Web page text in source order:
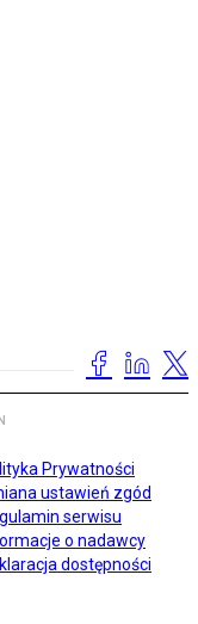
Prywatności
ustawień zgód
serwisu
o nadawcy
dostępności